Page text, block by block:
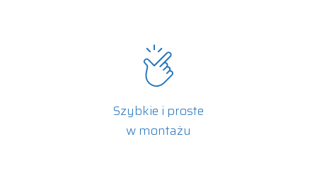
Szybkie i proste
w montażu